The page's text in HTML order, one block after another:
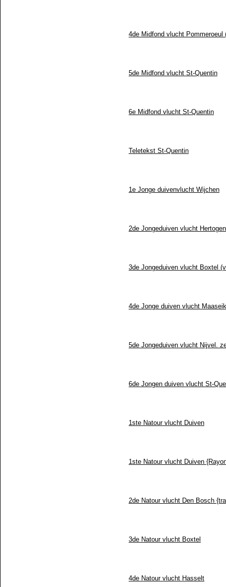
4de Midfond vlucht Pommeroeul
5de Midfond vlucht St-Quentin
6e Midfond vlucht St-Quentin
Teletekst St-Quentin
1e Jonge duivenvlucht Wijchen
2de Jongeduiven vlucht
3de Jongeduiven vlucht Boxtel
4de Jonge duiven vlucht Maaseik
5de Jongeduiven vlucht Nijvel.
6de Jongen duiven vlucht St-
1ste Natour vlucht Duiven
1ste Natour vlucht Duiven
2de Natour vlucht Den Bosch
3de Natour vlucht Boxtel
4de Natour vlucht Hasselt